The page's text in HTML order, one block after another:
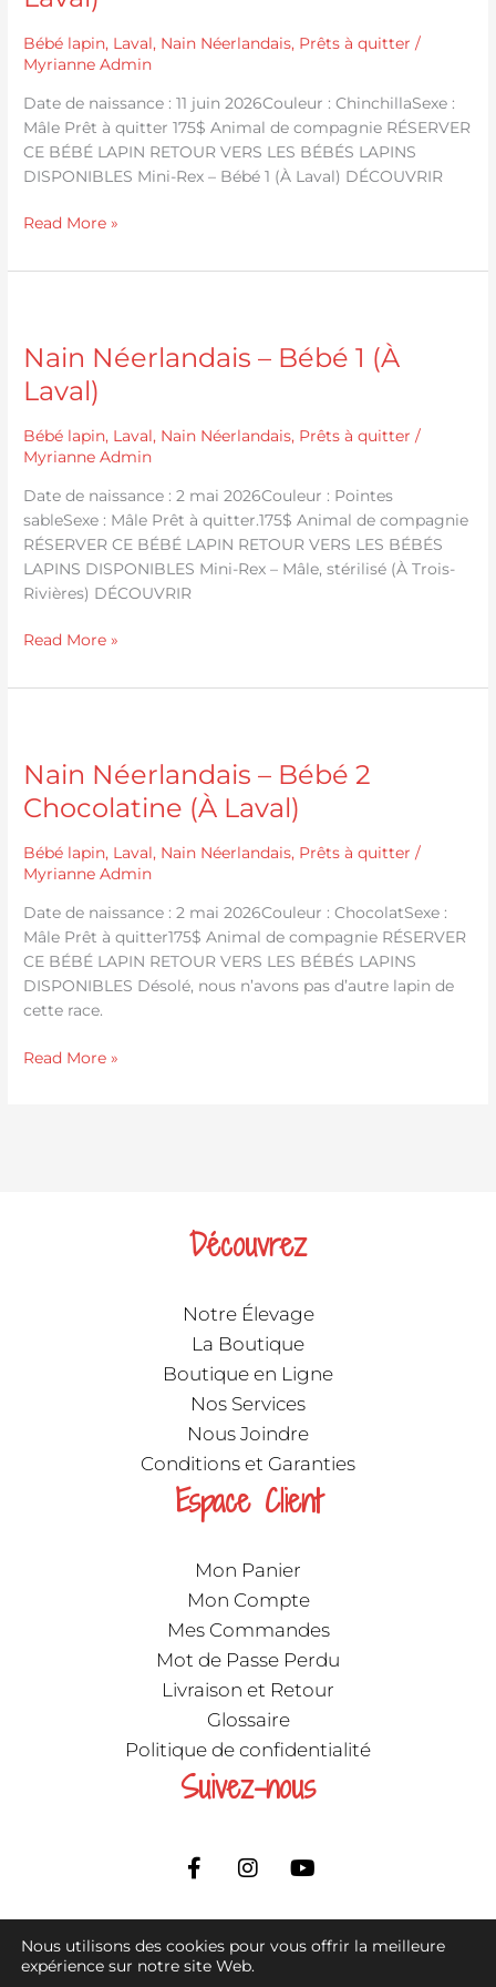
Bébé lapin, Laval, Nain Néerlandais, Prêts à quitter /
Myrianne Admin
Date de naissance : 11 juin 2026Couleur : ChinchillaSexe :
Mâle Prêt à quitter 175$ Animal de compagnie RÉSERVER
CE BÉBÉ LAPIN RETOUR VERS LES BÉBÉS LAPINS
DISPONIBLES Mini-Rex – Bébé 1 (À Laval) DÉCOUVRIR
4
(À
Laval)
Read More »
Nain Néerlandais – Bébé 1 (À
Laval)
Bébé lapin, Laval, Nain Néerlandais, Prêts à quitter /
Myrianne Admin
Date de naissance : 2 mai 2026Couleur : Pointes
sableSexe : Mâle Prêt à quitter.175$ Animal de compagnie
RÉSERVER CE BÉBÉ LAPIN RETOUR VERS LES BÉBÉS
LAPINS DISPONIBLES Mini-Rex – Mâle, stérilisé (À Trois-
Rivières) DÉCOUVRIR
–
Bébé
1
(À
Laval)
Read More »
Nain Néerlandais – Bébé 2
Chocolatine (À Laval)
Bébé lapin, Laval, Nain Néerlandais, Prêts à quitter /
Myrianne Admin
Date de naissance : 2 mai 2026Couleur : ChocolatSexe :
Mâle Prêt à quitter175$ Animal de compagnie RÉSERVER
CE BÉBÉ LAPIN RETOUR VERS LES BÉBÉS LAPINS
DISPONIBLES Désolé, nous n’avons pas d’autre lapin de
cette race.
–
Bébé
2
Chocolatine
(À
Read More »
Découvrez
Notre Élevage
La Boutique
Boutique en Ligne
Nos Services
Nous Joindre
Conditions et Garanties
Espace Client
Mon Panier
Mon Compte
Mes Commandes
Mot de Passe Perdu
Livraison et Retour
Glossaire
Politique de confidentialité
Suivez-nous
F
a
e
b
o
I
n
t
a
g
Y
o
t
u
Tous droits réservés © 2018 à ce jour, Les petits lapins
Nous utilisons des cookies pour vous offrir la meilleure
expérience sur notre site Web.